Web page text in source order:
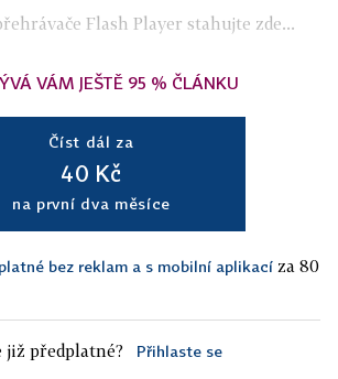
Flash Player stahujte zde...
VÁM JEŠTĚ 95 % ČLÁNKU
Číst dál za
40 Kč
na první dva měsíce
bez reklam a s mobilní aplikací za 80
již předplatné? Přihlaste se